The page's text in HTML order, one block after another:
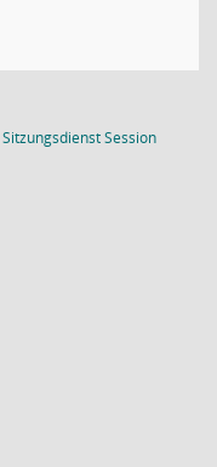
SitzungsdienstSession(Wird in